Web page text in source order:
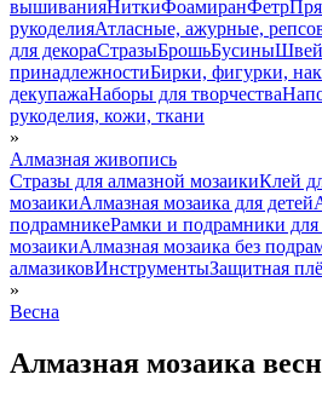
вышиванияНиткиФоамиранФетр
рукоделияАтласные, ажурные,
для декораСтразыБрошьБусины
принадлежностиБирки, фигурки,
декупажаНаборы для творчества
рукоделия, кожи, ткани
»
Алмазная живопись
Стразы для алмазной мозаикиКлей
мозаикиАлмазная мозаика для детей
подрамникеРамки и подрамники для
мозаикиАлмазная мозаика без
алмазиковИнструментыЗащитная
»
Весна
Алмазная мозаика